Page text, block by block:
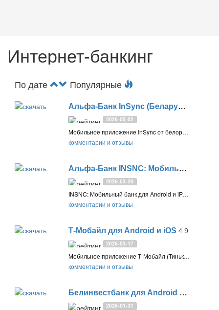
Интернет-банкинг
По дате Популярные
Альфа-Банк InSync (Беларусь) для Android и iOS
2026-05-02
Мобильное приложение InSync от белорусского Альфа-Банка позволяет управлять картами и финансами, оплачивать услуги, совершать денежные переводы, а также другие финансовые операции
комментарии и отзывы
Альфа-Банк INSNC: Мобильный банкинг для Android и iPhone
2026-03-20
INSNC: Мобильный банк для Android и iPhone от Альфа-Банк (Беларусь). Управление счетами, переводы, платежи, кредиты, валюта, накопления в одном приложении
комментарии и отзывы
Т-Мобайл для Android и iOS 4.9
2026-03-17
Мобильное приложение Т-Мобайл (Тинькофф Мобайл) для Android и iOS позволяет управлять сим-картой, eSim и услугами сотовой связи, а также защищаться от спам-звонков и мошенников на вашем смартфоне Android или iPhone
комментарии и отзывы
Белинвестбанк для Android и iOS
2026-01-31